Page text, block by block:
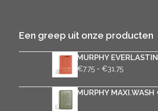
Een greep uit onze producten
KEVIN.MURPHY
WASH
€7.75 - €31.75Prijsklasse:
tot
KEVIN.MURPHY MAXI.WASH